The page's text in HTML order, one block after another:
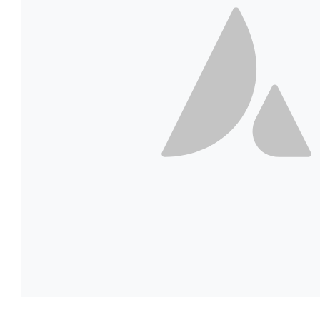
Fusce cursus dolor sit
Architecture Nutrition